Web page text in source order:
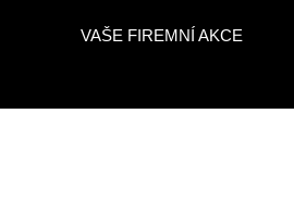
VAŠE FIREMNÍ AKCE